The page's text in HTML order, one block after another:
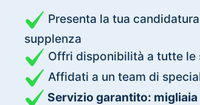
Presenta la tua
supplenza
Offri disponibilità a tutte
Affidati a un team di
Servizio garantito: